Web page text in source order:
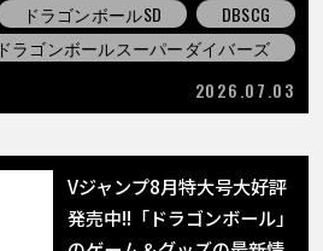
ドラゴンボールSD
DBSCG
ドラゴンボールスーパーダイバーズ
2026.07.03
Vジャンプ8月特大号大好評
発売中!!「ドラゴンボール」